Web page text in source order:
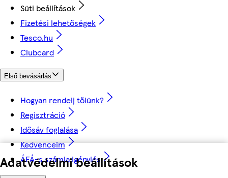
Adatvédelmi beállítások
Süti beállítások
Fizetési lehetőségek
Tesco.hu
Clubcard
Első bevásárlás
Hogyan rendelj tőlünk?
Regisztráció
Idősáv foglalása
Kedvenceim
ÁFÁ-s számla igénylés